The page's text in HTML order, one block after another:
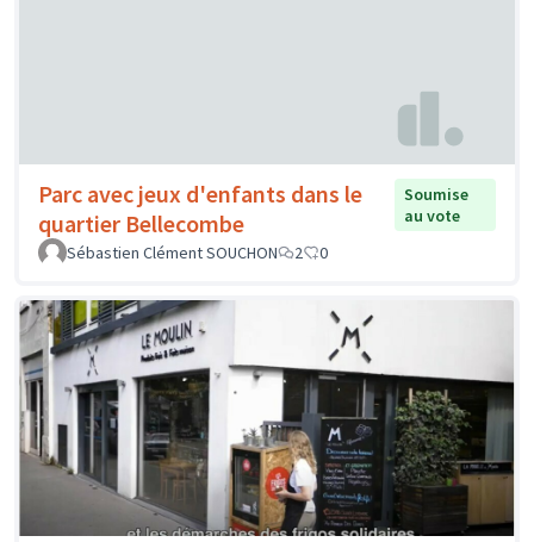
Parc avec jeux d'enfants dans le
quartier Bellecombe
Soumise
au vote
Sébastien Clément SOUCHON
2 0